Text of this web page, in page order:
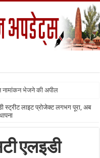
भेजने की अपील
स्ट्रीट लाइट प्रोजेक्ट लगभग पूरा, अब
एलइडी